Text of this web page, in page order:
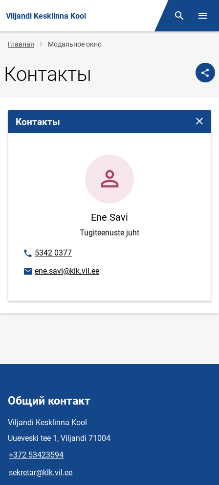
Viljandi Kesklinna Kool Поиск
Строка
навигации
Главная Модальное окно
Контакты
Контакты
Ene Savi
Tugiteenuste juht
Номер телефона
5342 0377
E-mail адрес
ene.savi@klk.vil.ee
Общий контакт
Viljandi Kesklinna Kool
Uueveski tee 1, Viljandi 71004
+372 53423594
sekretar@klk.vil.ee